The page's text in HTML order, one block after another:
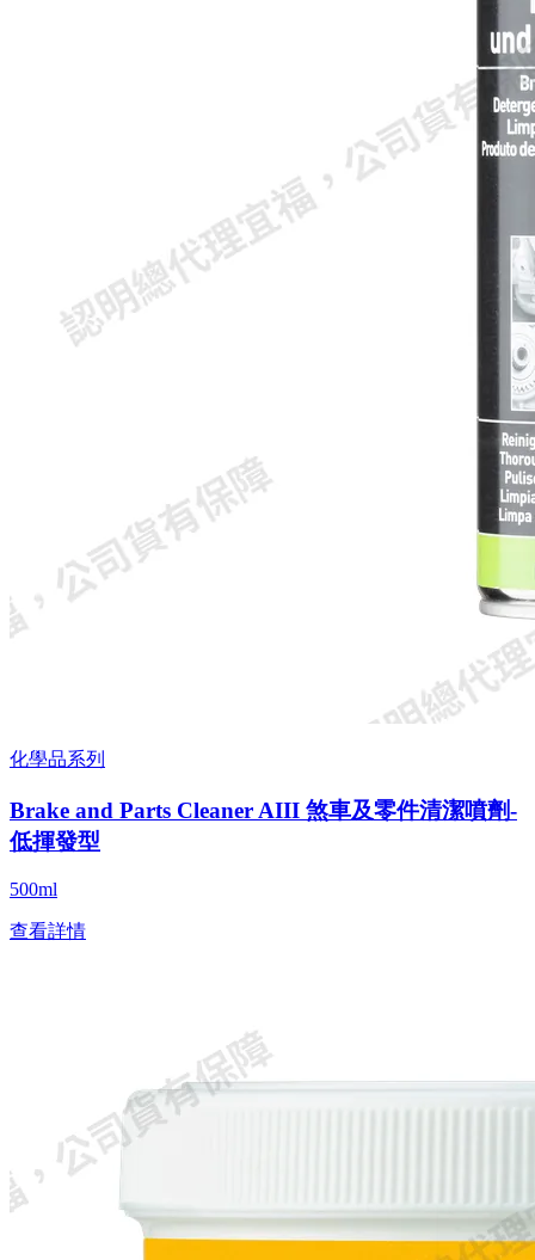
化學品系列
Brake and Parts Cleaner AIII 煞車及零件清潔噴劑-
低揮發型
500ml
查看詳情